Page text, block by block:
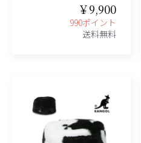
￥9,900
990ポイント
送料無料